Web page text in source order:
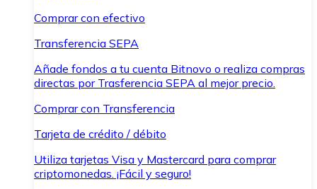
Comprar con efectivo
Transferencia SEPA
Añade fondos a tu cuenta Bitnovo o realiza compras
directas por Trasferencia SEPA al mejor precio.
Comprar con Transferencia
Tarjeta de crédito / débito
Utiliza tarjetas Visa y Mastercard para comprar
criptomonedas. ¡Fácil y seguro!